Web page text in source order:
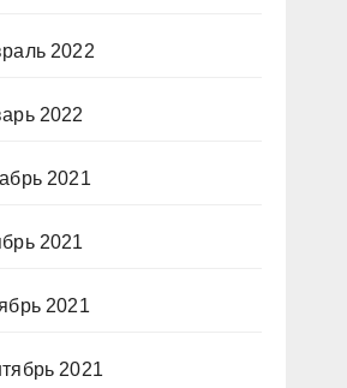
2022
2022
2021
2021
2021
2021